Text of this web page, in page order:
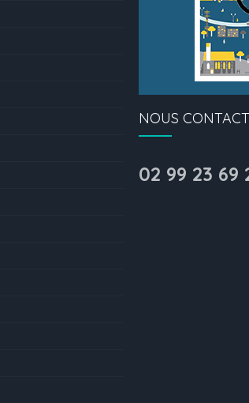
NOUS
02 99 23 69